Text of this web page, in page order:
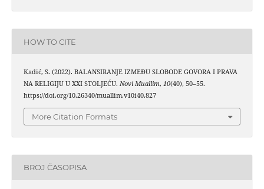
HOW TO CITE
Kadić, S. (2022). BALANSIRANJE IZMEĐU SLOBODE GOVORA I PRAVA
NA RELIGIJU U XXI STOLJEĆU. Novi Muallim, 10(40), 50–55.
https://doi.org/10.26340/muallim.v10i40.827
More Citation Formats
BROJ ČASOPISA